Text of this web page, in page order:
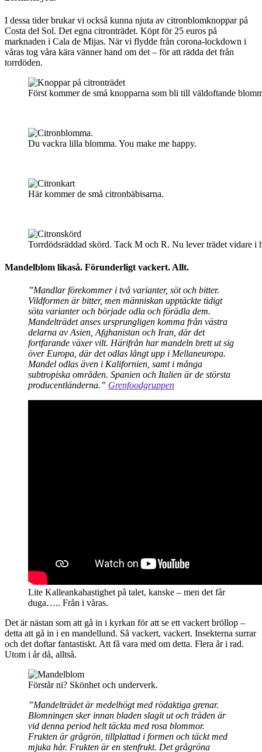
I dessa tider brukar vi också kunna njuta av citronblomknoppar på
Costa del Sol. Det egna citronträdet. Köpt för 25 euros på
marknaden i Cala de Mijas. När vi flydde från corona-lockdown i
våras tog våra kära vänner hand om det – för att rädda det från
torrdöden.
Först kommer de små knopparna som bli till väldoftande
Du vackra lilla blomma. You make me happy.
Här kommer de små citronbäbisarna.
Torrdödsräddad skörd. Tack M och R. Nu lever trädet vidare i
Mandelblom likaså. Förunderligt vackert. Allt.
”Mandlar förekommer i två varianter, söt och bitter.
Vildformen är bitter, men människan upptäckte tidigt
söta varianter och började odla och förädla dem.
Mandelträdet anses ursprungligen komma från västra
delarna av Asien, Afghanistan och Iran, där det
fortfarande växer vilt. Härifrån har mandeln brett ut sig
över Europa, där det odlas långt upp i Mellaneuropa.
Mandel odlas även i Kalifornien, samt i många
subtropiska områden. Spanien och Italien är de största
producentländerna.” Grenfoodgruppen
Lite Kalleankahastighet på talet, kanske – men det får
duga….. Från i våras.
Det är nästan som att gå in i kyrkan för att se ett vackert bröllop –
detta att gå in i en mandellund. Så vackert, vackert. Insekterna surrar
och det doftar fantastiskt. Att få vara med om detta. Flera år i rad.
Utom i år då, alltså.
Förstår ni? Skönhet och underverk.
”Mandelträdet är medelhögt med rödaktiga grenar.
Blomningen sker innan bladen slagit ut och träden är
vid denna period helt täckta med rosa blommor.
Frukten är grågrön, tillplattad i formen och täckt med
mjuka hår. Frukten är en stenfrukt. Det grågröna